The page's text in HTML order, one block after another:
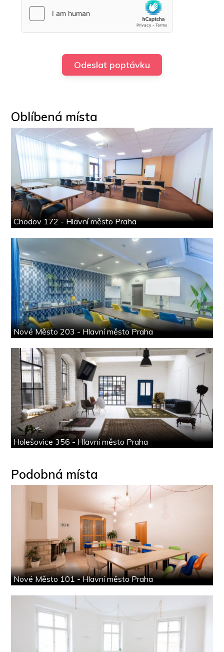
Oblíbená místa
Chodov 172 - Hlavní město Praha
Nové Město 203 - Hlavní město Praha
Holešovice 356 - Hlavní město Praha
Podobná místa
Nové Město 101 - Hlavní město Praha